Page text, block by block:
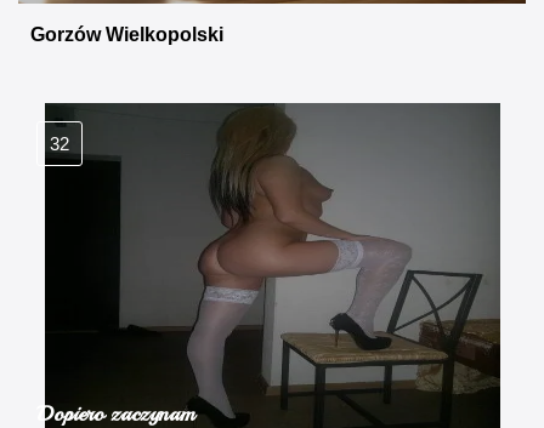
Gorzów Wielkopolski
32
Dopiero zaczynam